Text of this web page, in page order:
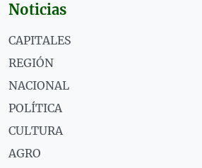
Noticias
CAPITALES
REGIÓN
NACIONAL
POLÍTICA
CULTURA
AGRO